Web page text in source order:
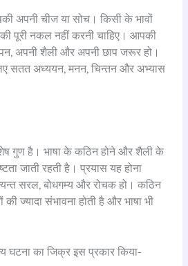
अपनी चीज या सोच। किसी के भावों
पूरी नकल नहीं करनी चाहिए। आपकी
अपनी शैली और अपनी छाप जरूर हो।
सतत अध्ययन, मनन, चिन्तन और अभ्यास
गुण है। भाषा के कठिन होने और शैली के
जाती रहती है। प्रयास यह होना
सरल, बोधगम्य और रोचक हो। कठिन
ज्यादा संभावना होती है और भाषा भी
घटना का जिक्र इस प्रकार किया-